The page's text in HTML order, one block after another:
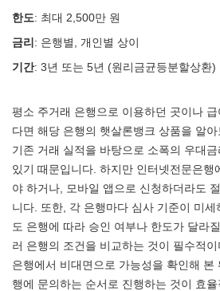
한도: 최대 2,500만 원
금리 : 은행별, 개인별 상이
기간: 3년 또는 5년 (원리금균등분할상환)
평소 주거래 은행으로 이용하던 곳이나
다면 해당 은행의 햇살론뱅크 상품을 알
기존 거래 실적을 바탕으로 소폭의 우대
있기 때문입니다. 하지만 인터넷전문은행
야 하거나, 모바일 앱으로 신청하더라도
니다. 또한, 각 은행마다 심사 기준이 미
도 은행에 따라 승인 여부나 한도가 달라
러 은행의 조건을 비교하는 것이 필수적
은행에서 비대면으로 가능성을 확인해 본
행에 문의하는 순서로 진행하는 것이 효율